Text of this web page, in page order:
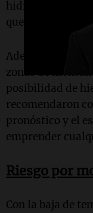
hidratación,
que disminuye la
Además,
zonas de
posibilidad de
recomendaron
pronóstico y el
emprender
Riesgo por
Con la baja de